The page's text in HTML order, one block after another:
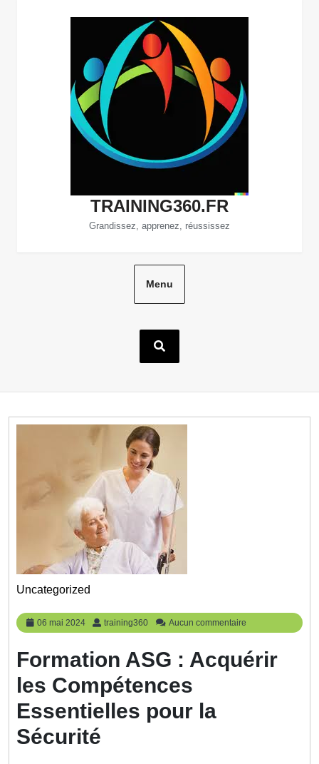
TRAINING360.FR
Grandissez, apprenez, réussissez
Menu
Uncategorized
06 mai 2024
06
mai
training360 training360
Aucun commentaire
Formation ASG : Acquérir
les Compétences
Essentielles pour la
Sécurité